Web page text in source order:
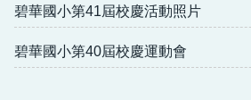
碧華國小第41屆校慶活動照片
碧華國小第40屆校慶運動會